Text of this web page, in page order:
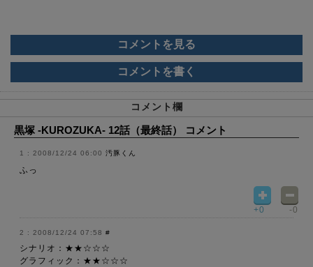
コメントを見る
コメントを書く
コメント欄
黒塚 -KUROZUKA- 12話（最終話） コメント
2008/12/24 06:00 汚豚くん
ふっ
+0 -0
2008/12/24 07:58 #
シナリオ：★★☆☆☆
グラフィック：★★☆☆☆